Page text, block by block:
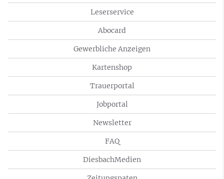
Leserservice
Abocard
Gewerbliche Anzeigen
Kartenshop
Trauerportal
Jobportal
Newsletter
FAQ
DiesbachMedien